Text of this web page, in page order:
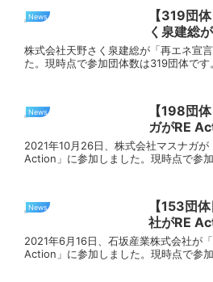
News
【319団
く泉建総
株式会社天野さく泉建総が「再エネ宣
た。現時点で参加団体数は319団体です。
News
【198団
ガがRE
2021年10月26日、株式会社マスナガが
Action」に参加しました。現時点で参
News
【153団
社がRE
2021年6月16日、石坂産業株式会社が
Action」に参加しました。現時点で参